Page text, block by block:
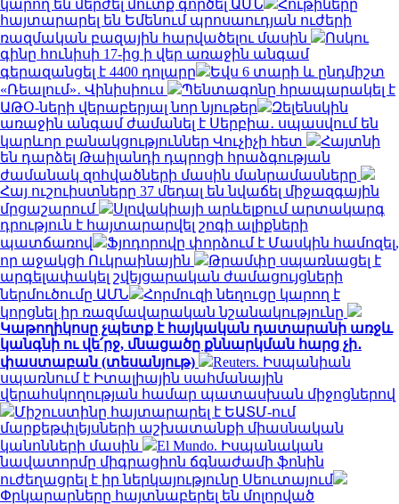
կարող են մերժել մուտք գործել ԱՄՆ
Հութիները
հայտարարել են Եմենում պրոսաուդյան ուժերի
ռազմական բազային հարվածելու մասին
Ոսկու
գինը հունիսի 17-ից ի վեր առաջին անգամ
գերազանցել է 4400 դոլարը
Եվս 6 տարի և ընդմիշտ
«Ռեալում»․ Վինիսիուս
Պենտագոնը հրապարակել է
ԱԹՕ-ների վերաբերյալ նոր նյութեր
Զելենսկին
առաջին անգամ ժամանել է Սերբիա․ սպասվում են
կարևոր բանակցություններ Վուչիչի հետ
Հայտնի
են դարձել Թաիլանդի դպրոցի հրաձգության
ժամանակ զոհվածների մասին մանրամասները
Հայ ուշուիստները 37 մեդալ են նվաճել միջազգային
մրցաշարում
Սլովակիայի արևելքում արտակարգ
դրություն է հայտարարվել շոգի ալիքների
պատճառով
Ֆյոդորովը փորձում է Մասկին համոզել,
որ աջակցի Ուկրաինային
Թրամփը սպառնացել է
արգելափակել շվեյցարական ժամացույցների
ներմուծումը ԱՄՆ
Հորմուզի նեղուցը կարող է
կորցնել իր ռազմավարական նշանակությունը
Կաթողիկոսը չպետք է հայկական դատարանի առջև
կանգնի ու վե՛րջ, մնացածը քննարկման հարց չի․
փաստաբան (տեսանյութ)
Reuters. Իսպանիան
սպառնում է Իտալիային սահմանային
վերահսկողության համար պատասխան միջոցներով
Միշուստինը հայտարարել է ԵԱՏՄ-ում
մարքեթփլեյսների աշխատանքի միասնական
կանոնների մասին
El Mundo. Իսպանական
նավատորմը միգրացիոն ճգնաժամի ֆոնին
ուժեղացրել է իր ներկայությունը Սեուտայում
Փրկարարները հայտնաբերել են մոլորված